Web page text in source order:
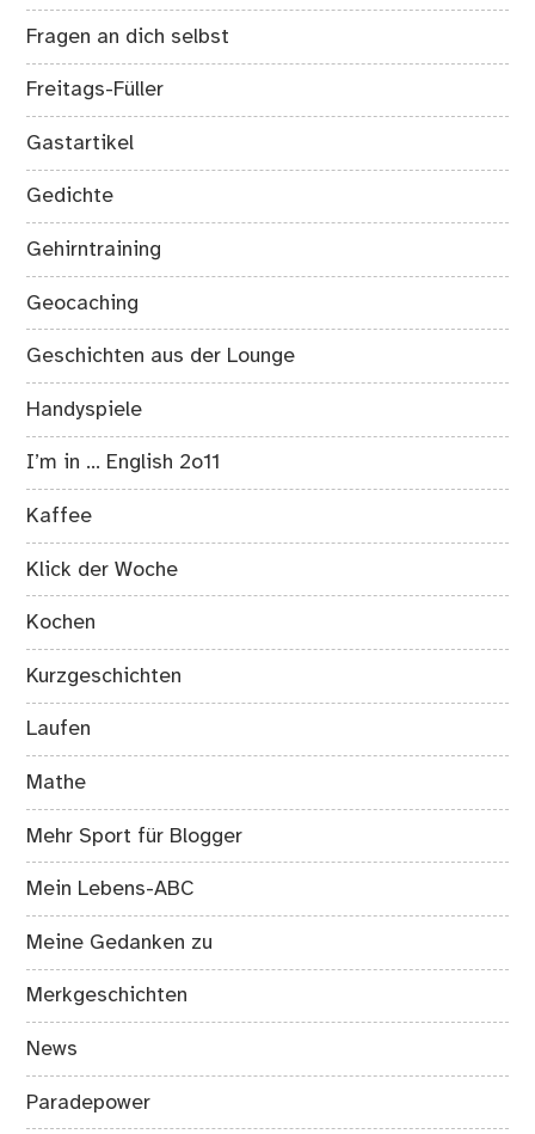
Fragen an dich selbst
Freitags-Füller
Gastartikel
Gedichte
Gehirntraining
Geocaching
Geschichten aus der Lounge
Handyspiele
I’m in … English 2o11
Kaffee
Klick der Woche
Kochen
Kurzgeschichten
Laufen
Mathe
Mehr Sport für Blogger
Mein Lebens-ABC
Meine Gedanken zu
Merkgeschichten
News
Paradepower